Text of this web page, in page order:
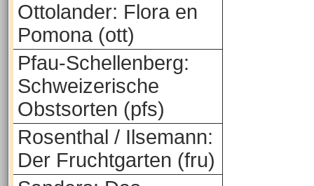
Ottolander: Flora en
Pomona (ott)
Pfau-Schellenberg:
Schweizerische
Obstsorten (pfs)
Rosenthal / Ilsemann:
Der Fruchtgarten (fru)